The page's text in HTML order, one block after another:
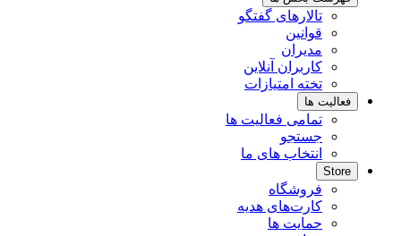
تالارهای گفتگو
قوانین
مدیران
کاربران آنلاین
تخته امتیازات
فعالیت ها
تمامی فعالیت ها
جستجو
انتخاب های ما
Store
فروشگاه
کارت‌های هدیه
حمایت ها